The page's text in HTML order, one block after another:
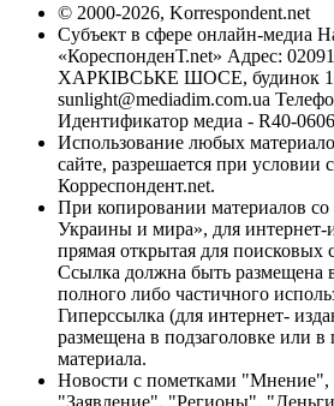
© 2000-2026, Korrespondent.net
Субъект в сфере онлайн-медиа
«КореспонденТ.net» Адрес:
ХАРКІВСЬКЕ ШОСЕ, будинок
sunlight@mediadim.com.ua
Идентификатор медиа - R40-
Использование любых
сайте, разрешается при условии
Корреспондент.net.
При копировании материалов
Украины и мира», для интернет-
прямая открытая для поисковых
Ссылка должна быть размещена
полного либо частичного
Гиперссылка (для интернет-
размещена в подзаголовке или в
материала.
Новости с пометками "Мнение",
"Заявление", "Регионы",